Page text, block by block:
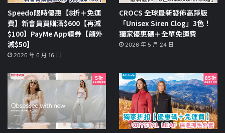
Speedo限時優惠【8折＋免運
費】新會員買購滿$600【再減
$100】PayMe App領券【額外
減$50】
2026 年 6 月 16 日
CROCS 全球最新發佈高踭版
「Unisex Siren Clog」3色！
獨家優惠碼＋全單免運費
2026 年 5 月 24 日